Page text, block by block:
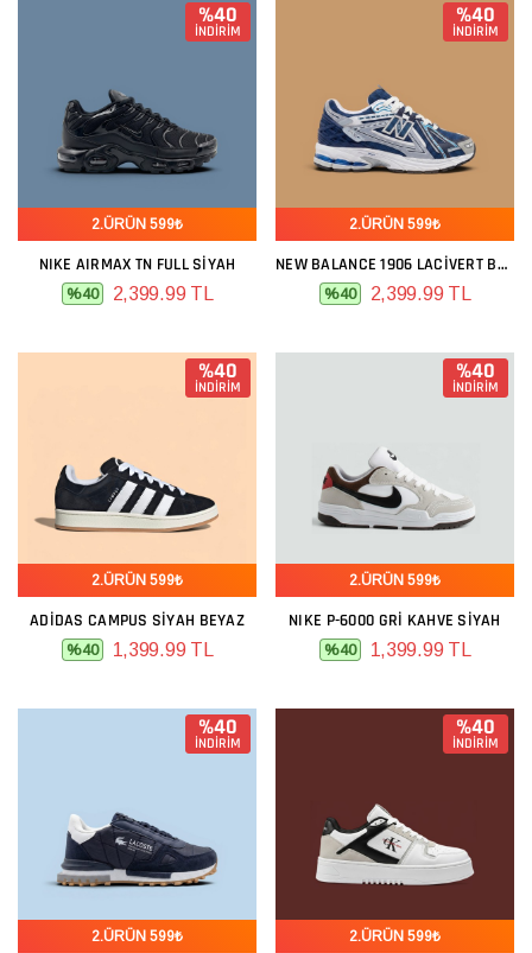
%40
İNDİRİM
2.ÜRÜN 599₺
NIKE AIRMAX TN FULL SIYAH
%40 2,399.99 TL
%40
İNDİRİM
2.ÜRÜN 599₺
NEW BALANCE 1906 LACIVERT BEYAZ
%40 2,399.99 TL
%40
İNDİRİM
2.ÜRÜN 599₺
ADIDAS CAMPUS SIYAH BEYAZ
%40 1,399.99 TL
%40
İNDİRİM
2.ÜRÜN 599₺
NIKE P-6000 GRI KAHVE SIYAH
%40 1,399.99 TL
%40
İNDİRİM
2.ÜRÜN 599₺
%40
İNDİRİM
2.ÜRÜN 599₺